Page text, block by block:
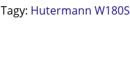
Tagy: Hutermann W180S